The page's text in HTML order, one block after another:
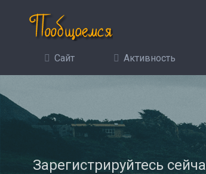
Сайт Активность
Зарегистрируйтесь